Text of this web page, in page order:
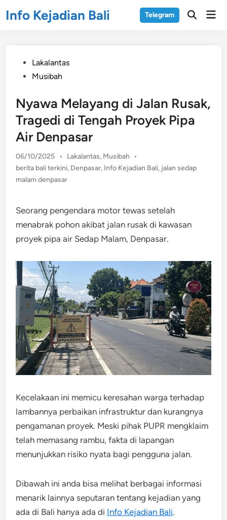
toInfo Kejadian Bali Telegram
Open
PostedLakalantas
Musibah
Nyawa Melayang di Jalan Rusak,
Tragedi di Tengah Proyek Pipa
Air Denpasar
06/10/2025 •
Posted
in
Lakalantas, Musibah
•
berita bali terkini, Denpasar, Info Kejadian Bali, jalan sedap
malam denpasar
Seorang pengendara motor tewas setelah
menabrak pohon akibat jalan rusak di kawasan
proyek pipa air Sedap Malam, Denpasar.
Kecelakaan ini memicu keresahan warga terhadap
lambannya perbaikan infrastruktur dan kurangnya
pengamanan proyek. Meski pihak PUPR mengklaim
telah memasang rambu, fakta di lapangan
menunjukkan risiko nyata bagi pengguna jalan.
Dibawah ini anda bisa melihat berbagai informasi
menarik lainnya seputaran tentang kejadian yang
ada di Bali hanya ada di Info Kejadian Bali.